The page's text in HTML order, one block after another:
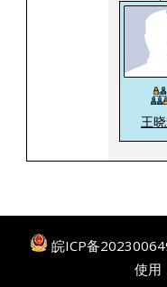
王
皖ICP备
使用